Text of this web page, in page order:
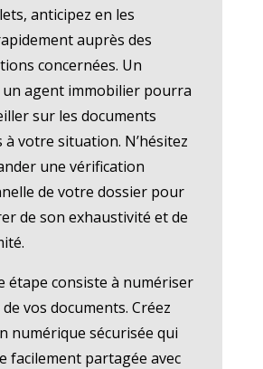
anticipez en les
auprès des
concernées. Un
agent immobilier pourra
sur les documents
à votre situation. N’hésitez
une vérification
de votre dossier pour
de son exhaustivité et de
étape consiste à numériser
de vos documents. Créez
numérique sécurisée qui
facilement partagée avec